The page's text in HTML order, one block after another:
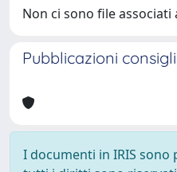
Non ci sono file
Pubblicazioni
I documenti in IRIS